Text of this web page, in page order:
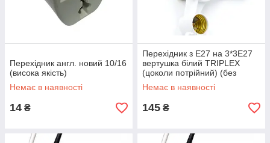
Перехідник англ. новий 10/16
(висока якість)
Немає в наявності
14 ₴
Перехідник з Е27 на 3*3Е27
вертушка білий TRIPLEX
(цоколи потрійний) (без
обміну) R
Немає в наявності
145 ₴